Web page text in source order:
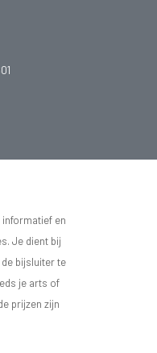
informatief en
Je dient bij
bijsluiter te
je arts of
prijzen zijn